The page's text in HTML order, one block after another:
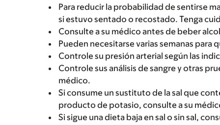
Para reducir la probabilidad de sentirse
si estuvo sentado o recostado. Tenga
Consulte a su médico antes de beber
Pueden necesitarse varias semanas
Controle su presión arterial según las
Controle sus análisis de sangre y otras
médico.
Si consume un sustituto de la sal que
producto de potasio, consulte a su
Si sigue una dieta baja en sal o sin sal,